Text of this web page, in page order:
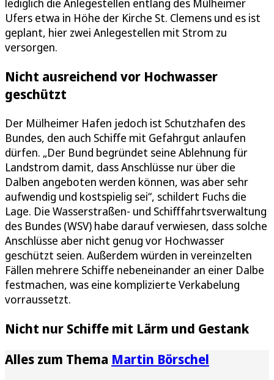
lediglich die Anlegestellen entlang des Mülheimer
Ufers etwa in Höhe der Kirche St. Clemens und es ist
geplant, hier zwei Anlegestellen mit Strom zu
versorgen.
Nicht ausreichend vor Hochwasser
geschützt
Der Mülheimer Hafen jedoch ist Schutzhafen des
Bundes, den auch Schiffe mit Gefahrgut anlaufen
dürfen. „Der Bund begründet seine Ablehnung für
Landstrom damit, dass Anschlüsse nur über die
Dalben angeboten werden können, was aber sehr
aufwendig und kostspielig sei“, schildert Fuchs die
Lage. Die Wasserstraßen- und Schifffahrtsverwaltung
des Bundes (WSV) habe darauf verwiesen, dass solche
Anschlüsse aber nicht genug vor Hochwasser
geschützt seien. Außerdem würden in vereinzelten
Fällen mehrere Schiffe nebeneinander an einer Dalbe
festmachen, was eine komplizierte Verkabelung
vorraussetzt.
Nicht nur Schiffe mit Lärm und Gestank
Alles zum Thema Martin Börschel